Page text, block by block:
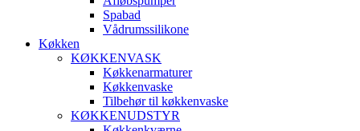
Spabad
Vådrumssilikone
Køkken
KØKKENVASK
Køkkenarmaturer
Køkkenvaske
Tilbehør til køkkenvaske
KØKKENUDSTYR